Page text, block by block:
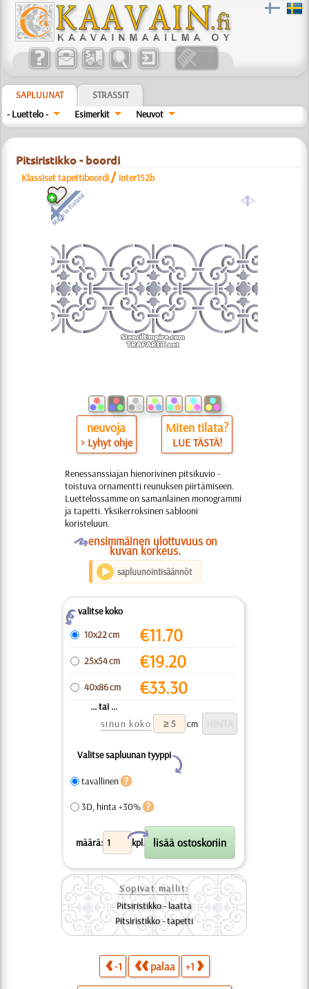
SAPLUUNAT
STRASSIT
- Luettelo -
Esimerkit Neuvot
Pitsiristikko - boordi
Klassiset tapettiboordi / inter152b
a
neuvoja
> Lyhyt ohje
Miten tilata?
LUE TÄSTÄ!
Renessanssiajan hienorivinen pitsikuvio -
toistuva ornamentti reunuksen piirtämiseen.
Luettelossamme on samanlainen monogrammi
ja tapetti. Yksikerroksinen sablooni
koristeluun.
Oensimmäinen ulottuvuus on
kuvan korkeus.
sapluunointisäännöt
Zvalitse koko
10x22 cm
€11.70
25x54 cm €19.20
40x86 cm €33.30
... tai ...
sinun koko
cm
Valitse sapluunan tyyppi
Y
tavallinen
3D, hinta +30%
määrä: kpl.
X
Sopivat mallit:
Pitsiristikko - laatta
Pitsiristikko - tapetti
-1 palaa +1